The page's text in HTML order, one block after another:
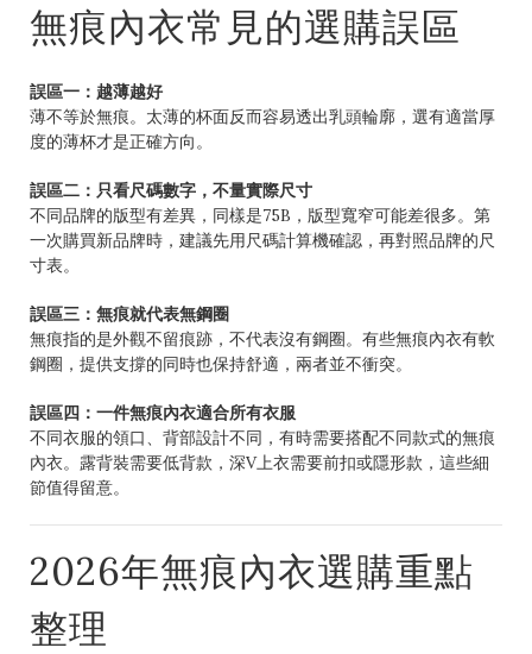
無痕內衣常見的選購誤區
誤區一：越薄越好
薄不等於無痕。太薄的杯面反而容易透出乳頭輪廓，選有適當厚
度的薄杯才是正確方向。
誤區二：只看尺碼數字，不量實際尺寸
不同品牌的版型有差異，同樣是75B，版型寬窄可能差很多。第
一次購買新品牌時，建議先用尺碼計算機確認，再對照品牌的尺
寸表。
誤區三：無痕就代表無鋼圈
無痕指的是外觀不留痕跡，不代表沒有鋼圈。有些無痕內衣有軟
鋼圈，提供支撐的同時也保持舒適，兩者並不衝突。
誤區四：一件無痕內衣適合所有衣服
不同衣服的領口、背部設計不同，有時需要搭配不同款式的無痕
內衣。露背裝需要低背款，深V上衣需要前扣或隱形款，這些細
節值得留意。
2026年無痕內衣選購重點
整理